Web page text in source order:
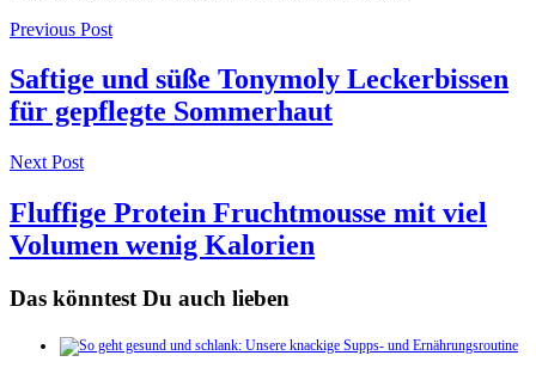
Post
navigation
Previous Post
Saftige und süße Tonymoly Leckerbissen
für gepflegte Sommerhaut
Next Post
Fluffige Protein Fruchtmousse mit viel
Volumen wenig Kalorien
Das könntest Du auch lieben